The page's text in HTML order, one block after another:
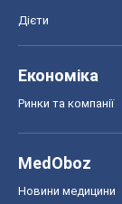
Дієти
Економіка
Ринки та компанії
MedOboz
Новини медицини